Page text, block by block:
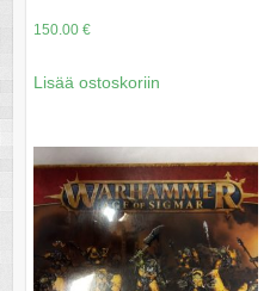
150.00 €
Lisää ostoskoriin